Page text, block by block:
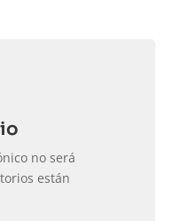
no será
están